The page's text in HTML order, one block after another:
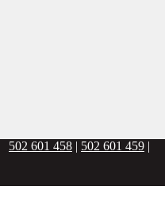
502 601 458 | 502 601 459 |